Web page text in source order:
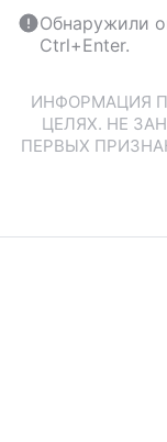
Обнаружили
Ctrl+Enter.
ИНФОРМАЦИЯ
ЦЕЛЯХ. НЕ
ПЕРВЫХ